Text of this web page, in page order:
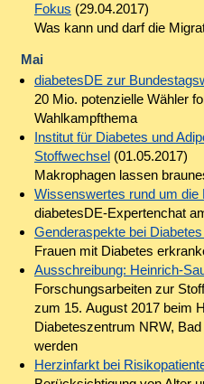
Fokus (29.04.2017)
Was kann und darf die
Mai
diabetesDE zur
20 Mio. potenzielle Wähler
Wahlkampfthema
Institut für Diabetes und
Stoffwechsel(01.05.2017)
Makrophagen lassen
Wissenswertes rund um die
diabetesDE-Expertenchat
Genderaspekte bei
Frauen mit Diabetes
Ausschreibung: Heinrich-
Forschungsarbeiten zur
zum 15. August 2017 beim
Diabeteszentrum NRW,
werden
Herzinfarkt bei